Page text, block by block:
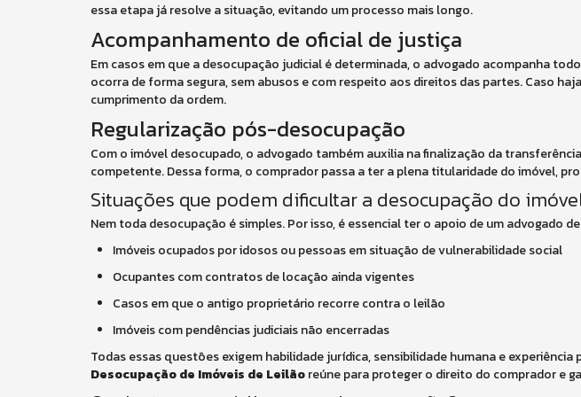
essa etapa já resolve a situação, evitando um processo mais longo.
Acompanhamento de oficial de justiça
Em casos em que a desocupação judicial é determinada, o advogado acompanha
ocorra de forma segura, sem abusos e com respeito aos direitos das partes. Caso
cumprimento da ordem.
Regularização pós-desocupação
Com o imóvel desocupado, o advogado também auxilia na finalização da
competente. Dessa forma, o comprador passa a ter a plena titularidade do imóvel,
Situações que podem dificultar a desocupação do
Nem toda desocupação é simples. Por isso, é essencial ter o apoio de um advogado
Imóveis ocupados por idosos ou pessoas em situação de vulnerabilidade social
Ocupantes com contratos de locação ainda vigentes
Casos em que o antigo proprietário recorre contra o leilão
Imóveis com pendências judiciais não encerradas
Todas essas questões exigem habilidade jurídica, sensibilidade humana e
Desocupação de Imóveis de Leilãoreúne para proteger o direito do comprador e